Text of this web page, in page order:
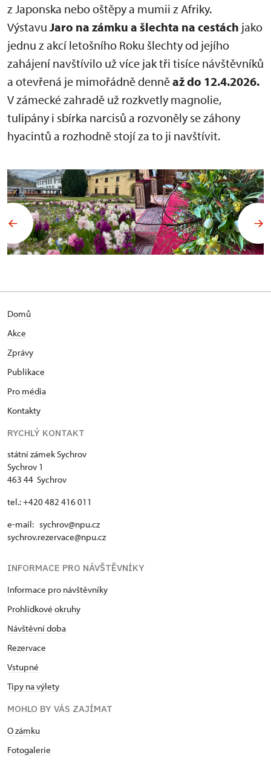
z Japonska nebo oštěpy a mumii z Afriky.
Výstavu Jaro na zámku a šlechta na cestách jako
jednu z akcí letošního Roku šlechty od jejího
zahájení navštívilo už více jak tři tisíce návštěvníků
a otevřená je mimořádně denněaž do 12.4.2026.
V zámecké zahradě už rozkvetly magnolie,
tulipány i sbírka narcisů a rozvoněly se záhony
hyacintů a rozhodně stojí za to ji navštívit.
Domů
Akce
Zprávy
Publikace
Pro média
Kontakty
RYCHLÝ KONTAKT
státní zámek Sychrov
Sychrov 1
463 44 Sychrov
tel.: +420 482 416 011
e-mail: sychrov@npu.cz
sychrov.rezervace@npu.cz
INFORMACE PRO NÁVŠTĚVNÍKY
Informace pro návštěvníky
Prohlídkové okruhy
Návštěvní doba
Rezervace
Vstupné
Tipy na výlety
MOHLO BY VÁS ZAJÍMAT
O zámku
Fotogalerie